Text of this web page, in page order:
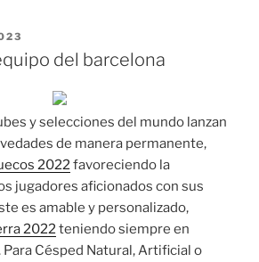
del barcelona
y selecciones del mundo lanzan
de manera permanente,
2022favoreciendo la
jugadores aficionados con sus
es amable y personalizado,
2022teniendo siempre en
Césped Natural, Artificial o